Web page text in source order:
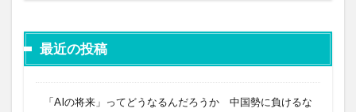
最近の投稿
「AIの将来」ってどうなるんだろうか 中国勢に負けるな